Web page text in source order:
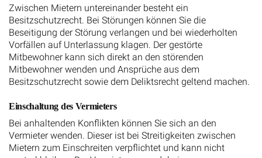
Zwischen Mietern untereinander besteht ein
Besitzschutzrecht. Bei Störungen können Sie die
Beseitigung der Störung verlangen und bei wiederholten
Vorfällen auf Unterlassung klagen. Der gestörte
Mitbewohner kann sich direkt an den störenden
Mitbewohner wenden und Ansprüche aus dem
Besitzschutzrecht sowie dem Deliktsrecht geltend machen.
Einschaltung des Vermieters
Bei anhaltenden Konflikten können Sie sich an den
Vermieter wenden. Dieser ist bei Streitigkeiten zwischen
Mietern zum Einschreiten verpflichtet und kann nicht